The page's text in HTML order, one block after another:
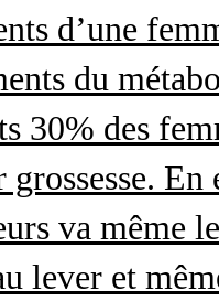
d’une
du
30% des
grossesse.
va même
lever et